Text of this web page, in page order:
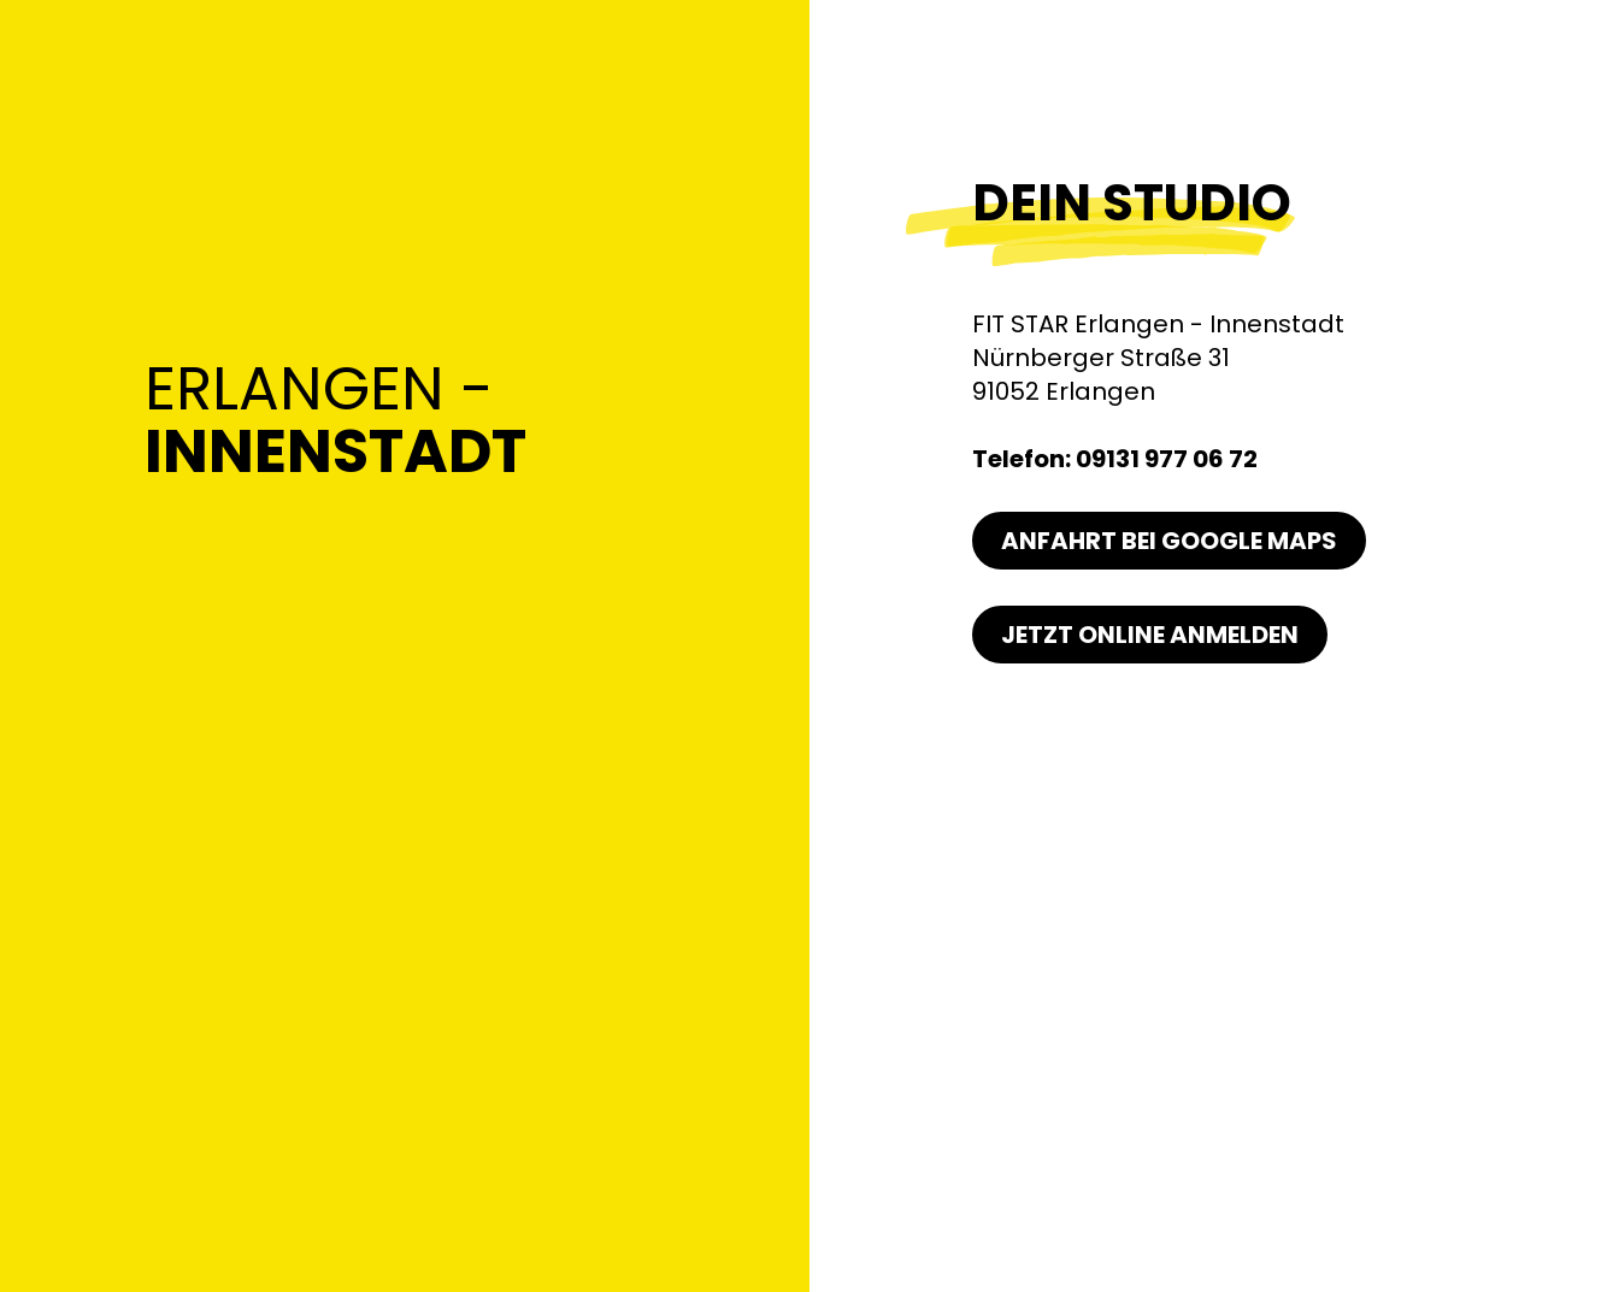
ERLANGEN -
INNENSTADT
DEIN STUDIO
FIT STAR Erlangen - Innenstadt
Nürnberger Straße 31
91052 Erlangen
Telefon: 09131 977 06 72
ANFAHRT BEI GOOGLE MAPS
JETZT ONLINE ANMELDEN